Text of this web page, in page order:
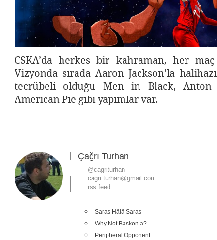
CSKA’da herkes bir kahraman, her
Vizyonda sırada Aaron Jackson’la
tecrübeli olduğu Men in Black, Anton
American Pie gibi yapımlar var.
Çağrı Turhan
@cagriturhan
cagri.turhan@gmail.com
rss feed
Saras Hâlâ Saras
Why Not Baskonia?
Peripheral Opponent